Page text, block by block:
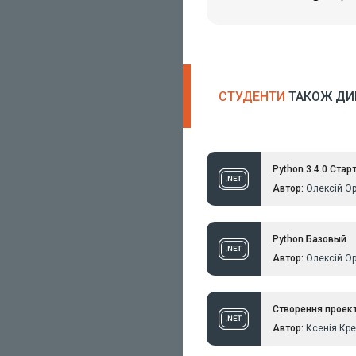
много нового.
также тесты.
СТУДЕНТИ ТАКОЖ
Python 3.4.0
Автор: Олексій
Python Базовый
Автор: Олексій
Створення
Автор: Ксенія